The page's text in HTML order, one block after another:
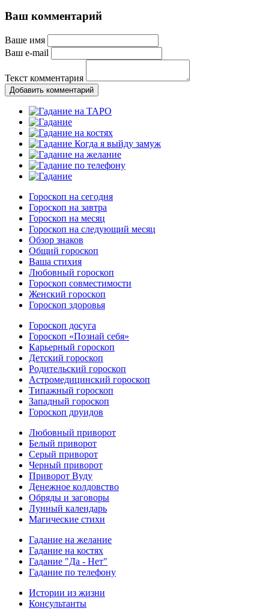
Ваш комментарий
Ваше имя
Ваш e-mail
Текст комментария
Добавить комментарий
Гороскоп на сегодня
Гороскоп на завтра
Гороскоп на месяц
Гороскоп на следующий месяц
Обзор знаков
Общий гороскоп
Ваша стихия
Любовный гороскоп
Гороскоп совместимости
Женский гороскоп
Гороскоп здоровья
Гороскоп досуга
Гороскоп «Познай себя»
Карьерный гороскоп
Детский гороскоп
Родительский гороскоп
Астромедицинский гороскоп
Типажный гороскоп
Западный гороскоп
Гороскоп друидов
Любовный приворот
Белый приворот
Серый приворот
Черный приворот
Приворот Вуду
Денежное колдовство
Обряды и заговоры
Лунный календарь
Магические стихи
Гадание на желание
Гадание на костях
Гадание "Да - Нет"
Гадание по телефону
Истории из жизни
Консультанты